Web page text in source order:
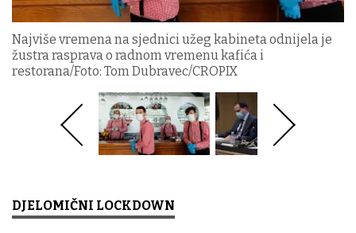
Najviše vremena na sjednici užeg kabineta odnijela je
žustra rasprava o radnom vremenu kafića i
restorana/Foto: Tom Dubravec/CROPIX
DJELOMIČNI LOCKDOWN